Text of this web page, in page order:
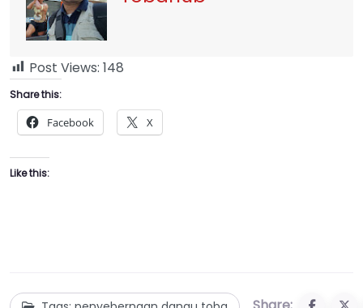
Post Views: 148
Share this:
Facebook X
Like this: